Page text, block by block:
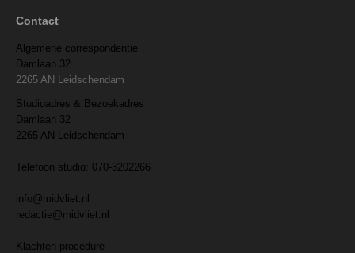
Contact
Algemene correspondentie
Damlaan 32
2265 AN Leidschendam
Studioadres & Bezoekadres
Damlaan 32
2265 AN Leidschendam
Telefoon studio: 070-3202266
info@midvliet.nl
redactie@midvliet.nl
Klachten procedure